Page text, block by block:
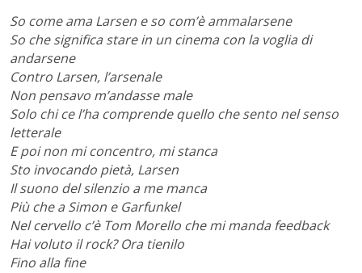
So come ama Larsen e so com’è ammalarsene
So che significa stare in un cinema con la voglia di
andarsene
Contro Larsen, l’arsenale
Non pensavo m’andasse male
Solo chi ce l’ha comprende quello che sento nel senso
letterale
E poi non mi concentro, mi stanca
Sto invocando pietà, Larsen
Il suono del silenzio a me manca
Più che a Simon e Garfunkel
Nel cervello c’è Tom Morello che mi manda feedback
Hai voluto il rock? Ora tienilo
Fino alla fine